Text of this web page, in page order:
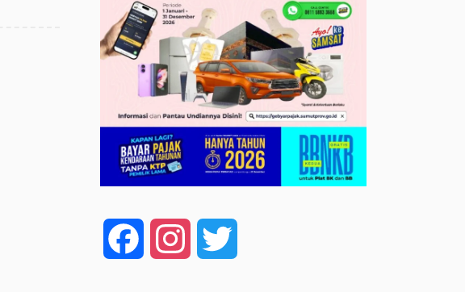
Facebook Instagram